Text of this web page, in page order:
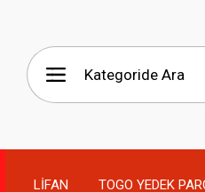
LİFAN TOGO YEDEK